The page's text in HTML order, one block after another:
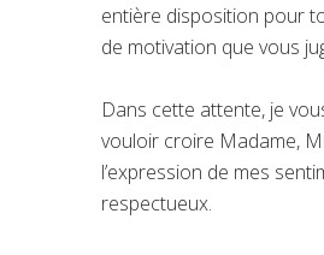
entière disposition pour
de motivation que vous
Dans cette attente, je
vouloir croire Madame,
l’expression de mes
respectueux.